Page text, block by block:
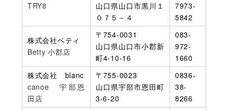
TRY8
山口県山口市黒川１
０７５－４
7973-
5842
株式会社ベティ
Betty 小郡店
〒754-0031
山口県山口市小郡新
町4-10-16
083-
972-
1660
株式会社 blanc
canoe 宇部恩
田店
〒755-0023
山口県宇部市恩田町
3-6-20
0836-
38-
8266